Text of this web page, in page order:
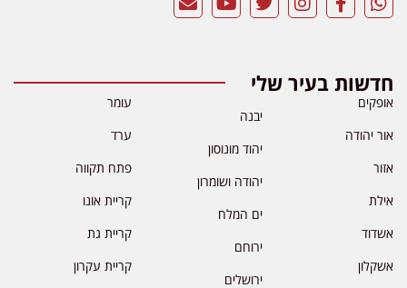
חדשות בעיר שלי
אופקים
אור יהודה
אזור
אילת
אשדוד
אשקלון
יבנה
יהוד מונוסון
יהודה ושומרון
ים המלח
ירוחם
ירושלים
עומר
ערד
פתח תקווה
קריית אונו
קריית גת
קריית עקרון